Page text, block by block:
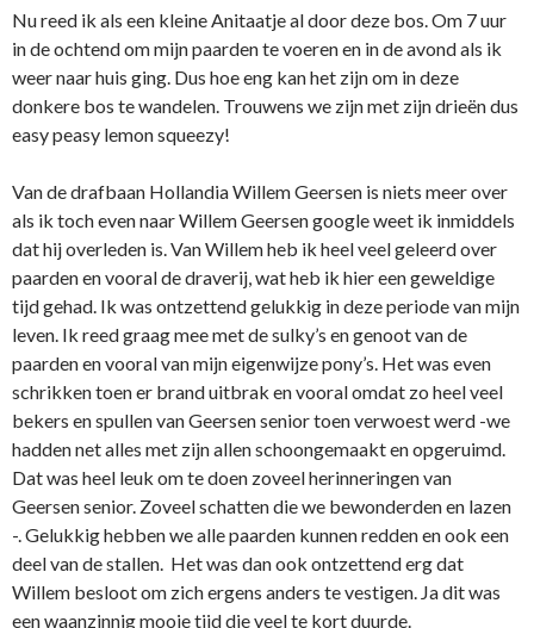
Nu reed ik als een kleine Anitaatje al door deze bos. Om 7 uur
in de ochtend om mijn paarden te voeren en in de avond als ik
weer naar huis ging. Dus hoe eng kan het zijn om in deze
donkere bos te wandelen. Trouwens we zijn met zijn drieën dus
easy peasy lemon squeezy!
Van de drafbaan Hollandia Willem Geersen is niets meer over
als ik toch even naar Willem Geersen google weet ik inmiddels
dat hij overleden is. Van Willem heb ik heel veel geleerd over
paarden en vooral de draverij, wat heb ik hier een geweldige
tijd gehad. Ik was ontzettend gelukkig in deze periode van mijn
leven. Ik reed graag mee met de sulky’s en genoot van de
paarden en vooral van mijn eigenwijze pony’s. Het was even
schrikken toen er brand uitbrak en vooral omdat zo heel veel
bekers en spullen van Geersen senior toen verwoest werd -we
hadden net alles met zijn allen schoongemaakt en opgeruimd.
Dat was heel leuk om te doen zoveel herinneringen van
Geersen senior. Zoveel schatten die we bewonderden en lazen
-. Gelukkig hebben we alle paarden kunnen redden en ook een
deel van de stallen. Het was dan ook ontzettend erg dat
Willem besloot om zich ergens anders te vestigen. Ja dit was
een waanzinnig mooie tijd die veel te kort duurde.